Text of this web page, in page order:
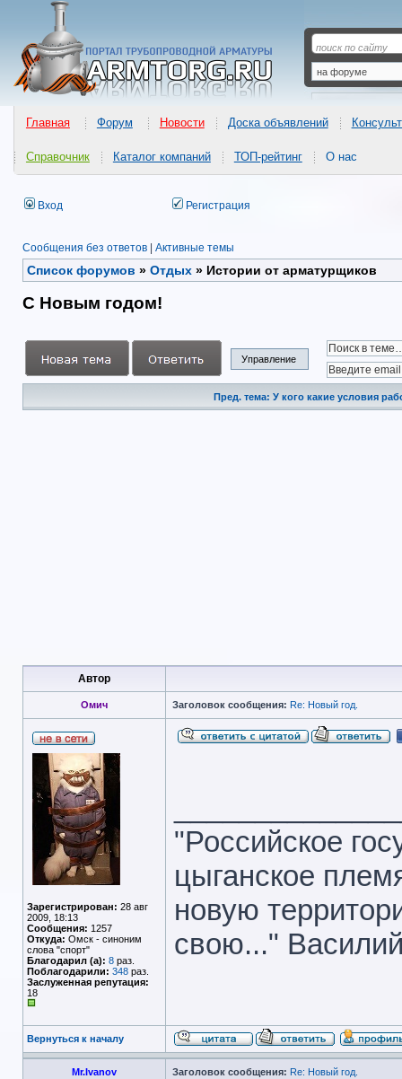
Главная Форум Новости Доска объявлений
Справочник Каталог компаний ТОП-рейтинг О нас
Вход Регистрация
Сообщения без ответов | Активные темы
Список форумов » Отдых » Истории от арматурщиков
С Новым годом!
Управление
Пред. тема: У кого какие условия
Автор
Омич Заголовок сообщения: Re: Новый год.
Зарегистрирован: 28 авг
2009, 18:13
Сообщения: 1257
Откуда: Омск - синоним
слова "спорт"
Благодарил (а): 8 раз.
Поблагодарили: 348 раз.
Заслуженная репутация:
18
"Российское
цыганское
новую
свою..."
Вернуться к началу
Mr.Ivanov Заголовок сообщения: Re: Новый год.